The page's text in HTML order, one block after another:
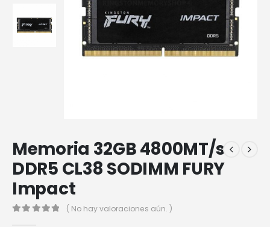
Memoria 32GB 4800MT/s
DDR5 CL38 SODIMM FURY
Impact
( No hay valoraciones aún. )